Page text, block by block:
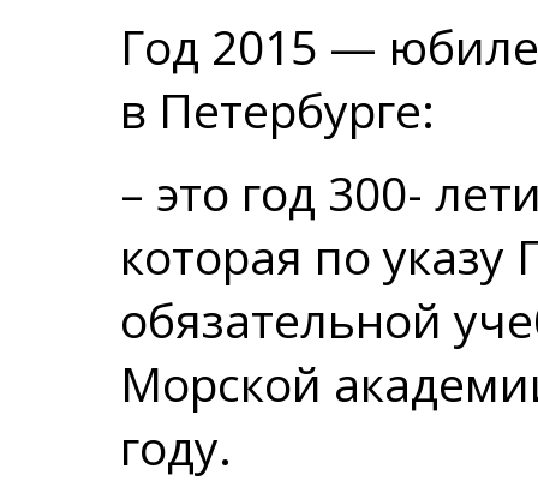
Год 2015 —
в Петербурге:
– это год 300-
которая по указу
обязательной
Морской
году.